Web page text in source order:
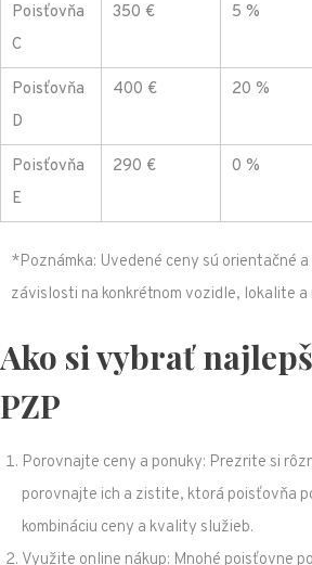
Poisťovňa
C
350 € 5 %
Poisťovňa
D
400 € 20 %
Poisťovňa
E
290 € 0 %
*Poznámka: Uvedené ceny sú orientačné
závislosti na konkrétnom vozidle, lokalite
Ako si vybrať
PZP
Porovnajte ceny a ponuky: Prezrite si
porovnajte ich a zistite, ktorá poisťovňa
kombináciu ceny a kvality služieb.
Využite online nákup: Mnohé poisťovne